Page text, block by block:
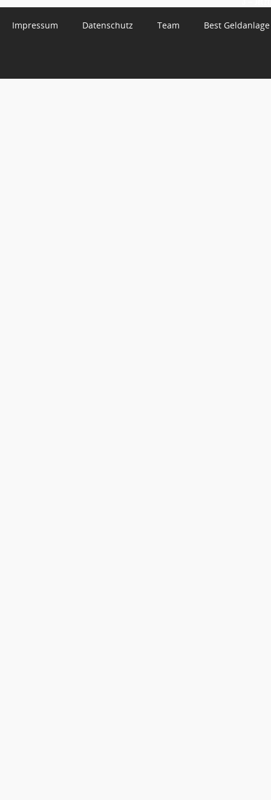
Impressum Datenschutz Team Best Geldanlage